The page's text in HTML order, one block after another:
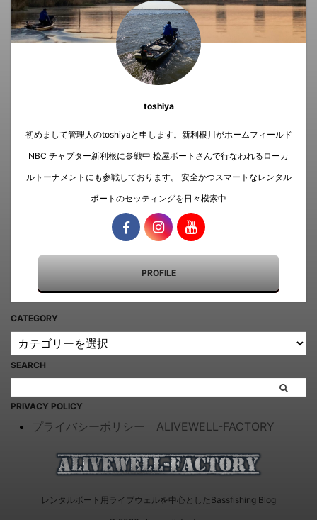
toshiya
初めまして管理人のtoshiyaと申します。新利根川がホームフィールド
NBC チャプター新利根に参戦中 松屋ボートさんで行なわれるローカ
ルトーナメントにも参戦しております。 安全かつスマートなレンタル
ボートのセッティングを日々模索中
PROFILE
CATEGORY
SEARCH
PRIVACY POLICY
プライバシーポリシー ALIVEWELL-FACTORY
レンタルボート用ライブウェルを中心としたBassfishing Blog